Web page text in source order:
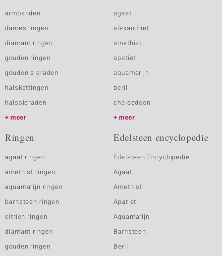
armbanden
dames ringen
diamant ringen
gouden ringen
gouden sieraden
halskettingen
halssieraden
meer
agaat
alexandriet
amethist
apatiet
aquamarijn
beril
chalcedoon
meer
Ringen
agaat ringen
amethist ringen
aquamarijn ringen
barnsteen ringen
citrien ringen
diamant ringen
gouden ringen
Edelsteen encyclopedie
Edelsteen Encyclopedie
Agaat
Amethist
Apatiet
Aquamarijn
Barnsteen
Beril